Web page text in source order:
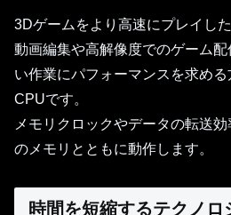
3Dゲームをより高速にプレイし
動画編集や高解像度でのゲーム
い作業にパフォーマンスを求め
CPUです。
メモリクロックやデータの転送
のメモリとともに動作します。
時間を短縮するテクノロ